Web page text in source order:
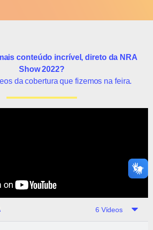
conteúdo incrível, direto da NRA
Show 2022?
da cobertura que fizemos na feira.
6 Vídeos